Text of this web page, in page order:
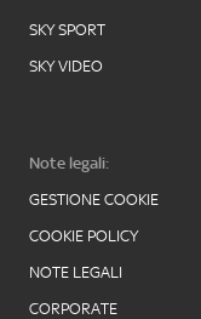
SKY SPORT
SKY VIDEO
Note legali:
GESTIONE COOKIE
COOKIE POLICY
NOTE LEGALI
CORPORATE